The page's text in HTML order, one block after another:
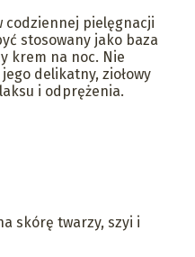
codziennej pielęgnacji
stosowany jako baza
krem na noc. Nie
delikatny, ziołowy
i odprężenia.
skórę twarzy, szyi i